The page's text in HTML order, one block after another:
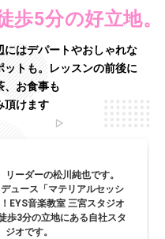
歩5分の好立地。
はデパートやおしゃれな
トも。
レッスンの前後に
、お食事も
頂けます
リーダーの松川純也です。
ュース「マテリアルセッシ
EYS音楽教室 三宮スタジオ
歩3分の立地にある自社スタ
ジオです。